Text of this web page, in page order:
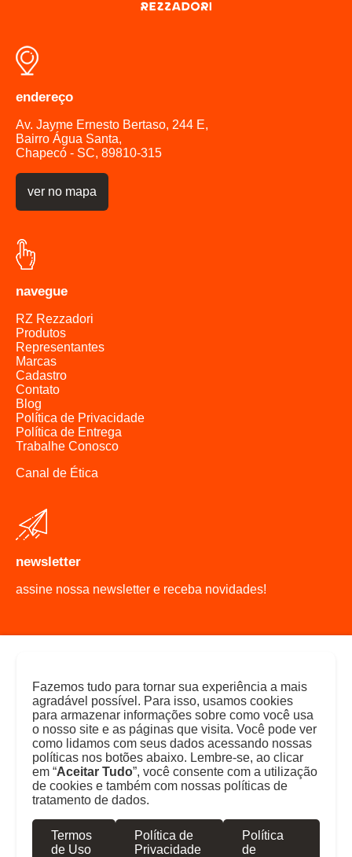
endereço
Av. Jayme Ernesto Bertaso, 244 E,
Bairro Água Santa,
Chapecó - SC, 89810-315
ver no mapa
navegue
RZ Rezzadori
Produtos
Representantes
Marcas
Cadastro
Contato
Blog
Política de Privacidade
Política de Entrega
Trabalhe Conosco
Canal de Ética
newsletter
assine nossa newsletter e receba novidades!
Resolva
:
já
não
Fazemos tudo para tornar sua experiência a mais
agradável possível. Para isso, usamos cookies
para armazenar informações sobre como você usa
o nosso site e as páginas que visita. Você pode ver
como lidamos com seus dados acessando nossas
políticas nos botões abaixo. Lembre-se, ao clicar
em “Aceitar Tudo”, você consente com a utilização
de cookies e também com nossas políticas de
tratamento de dados.
Termos
de Uso
Política de
Privacidade
Política
de